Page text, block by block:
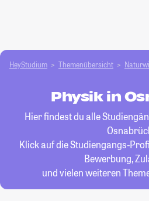
HeyStudium Themenübersicht
Physik in
Hier findest du alle
Klick auf die Studiengangs-
Bewerbung,
und vielen weiteren